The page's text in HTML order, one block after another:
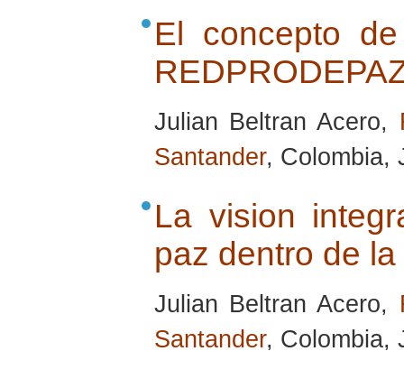
El concepto
Julian Beltran Acero,
Santander, Colombia,
La vision
paz dentro de
Julian Beltran Acero,
Santander, Colombia,